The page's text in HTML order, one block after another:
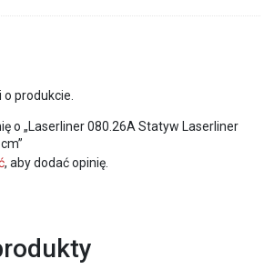
produkcie.
o „Laserliner 080.26A Statyw Laserliner
, aby dodać opinię.